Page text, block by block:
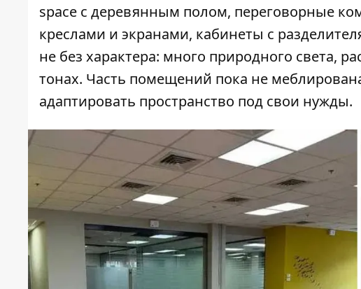
space с деревянным полом, переговорные
креслами и экранами, кабинеты с
не без характера: много природного света,
тонах. Часть помещений пока не
адаптировать пространство под свои нужды.